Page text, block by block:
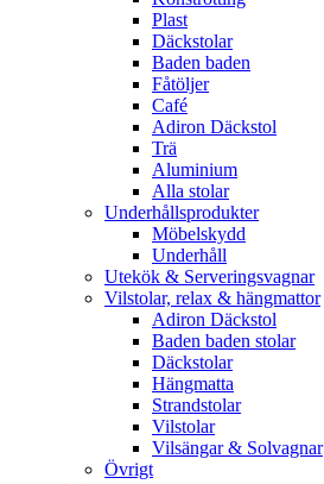
Plast
Däckstolar
Baden baden
Fåtöljer
Café
Adiron Däckstol
Trä
Aluminium
Alla stolar
Underhållsprodukter
Möbelskydd
Underhåll
Utekök & Serveringsvagnar
Vilstolar, relax & hängmattor
Adiron Däckstol
Baden baden stolar
Däckstolar
Hängmatta
Strandstolar
Vilstolar
Vilsängar & Solvagnar
Övrigt